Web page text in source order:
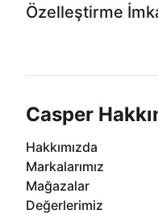
Özelleştirme
Casper
Hakkımızda
Markalarımız
Mağazalar
Değerlerimiz